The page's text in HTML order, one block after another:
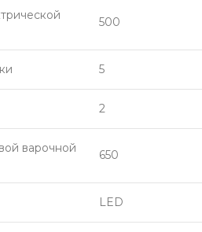
500
5
2
варочной
650
LED